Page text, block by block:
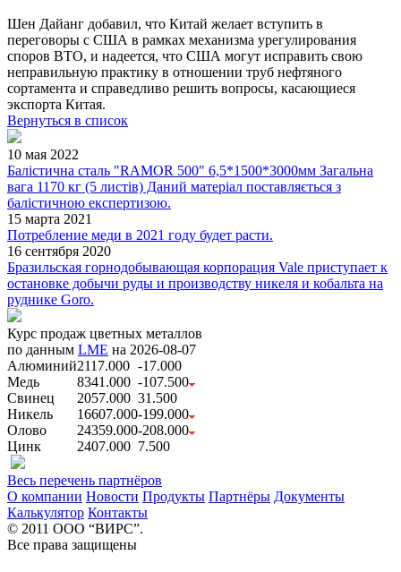
Шен Дайанг добавил, что Китай желает вступить в
переговоры с США в рамках механизма урегулирования
споров ВТО, и надеется, что США могут исправить свою
неправильную практику в отношении труб нефтяного
сортамента и справедливо решить вопросы, касающиеся
экспорта Китая.
Вернуться в список
10 мая 2022
Балістична сталь "RAMOR 500" 6,5*1500*3000мм Загальна
вага 1170 кг (5 листів) Даний матеріал поставляється з
балістичною експертизою.
15 марта 2021
Потребление меди в 2021 году будет расти.
16 сентября 2020
Бразильская горнодобывающая корпорация Vale приступает к
остановке добычи руды и производству никеля и кобальта на
руднике Goro.
Курс продаж цветных металлов
по данным LME на 2026-08-07
Алюминий2117.000 -17.000
Медь
8341.000 -107.500
Свинец
2057.000 31.500
Никель
16607.000-199.000
Олово
24359.000-208.000
Цинк
2407.000 7.500
Весь перечень партнёров
О компании Новости Продукты Партнёры Документы
Калькулятор Контакты
© 2011 ООО “ВИРС”.
Все права защищены